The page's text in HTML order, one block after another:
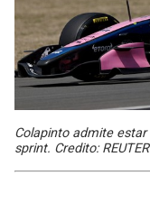
Colapinto admite
sprint. Credito: